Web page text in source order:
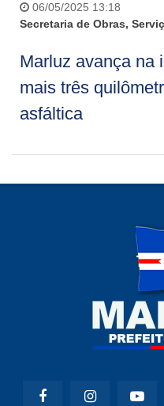
06/05/2025 13:18
Secretaria de Obras,
Marluz avança na
mais três
asfáltica